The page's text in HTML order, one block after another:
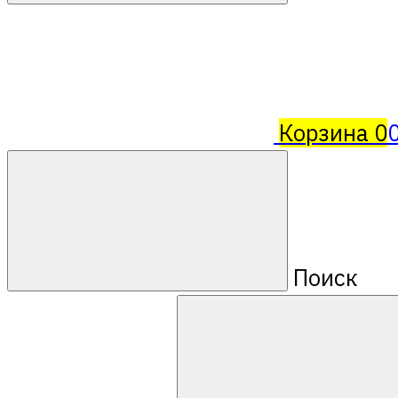
Корзина 0
Поиск